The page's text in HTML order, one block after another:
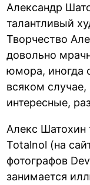
Александр
талантливый
Творчество
довольно
юмора, иногда
всяком
интересные,
Алекс Шатохин
Totalnol (на
фотографов
занимается